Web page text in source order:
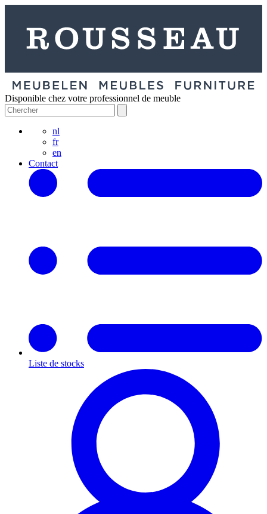
Disponible chez votre professionnel de meuble
nl
fr
en
Contact
Liste de stocks